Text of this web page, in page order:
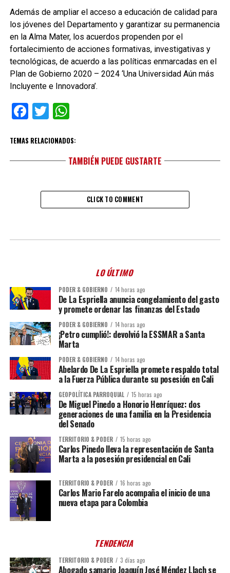
Además de ampliar el acceso a educación de calidad para
los jóvenes del Departamento y garantizar su permanencia
en la Alma Mater, los acuerdos propenden por el
fortalecimiento de acciones formativas, investigativas y
tecnológicas, de acuerdo a las políticas enmarcadas en el
Plan de Gobierno 2020 – 2024 ‘Una Universidad Aún más
Incluyente e Innovadora’.
Facebook
TwitterWhatsApp
TEMAS RELACIONADOS:
TAMBIÉN PUEDE GUSTARTE
CLICK TO COMMENT
LO ÚLTIMO
PODER & GOBIERNO 14 horas ago
De La Espriella anuncia congelamiento del gasto
y promete ordenar las finanzas del Estado
PODER & GOBIERNO 14 horas ago
¡Petro cumplió!: devolvió la ESSMAR a Santa
Marta
PODER & GOBIERNO 14 horas ago
Abelardo De La Espriella promete respaldo total
a la Fuerza Pública durante su posesión en Cali
GEOPOLÍTICA PARROQUIAL 15 horas ago
De Miguel Pinedo a Honorio Henríquez: dos
generaciones de una familia en la Presidencia
del Senado
TERRITORIO & PODER 15 horas ago
Carlos Pinedo lleva la representación de Santa
Marta a la posesión presidencial en Cali
TERRITORIO & PODER 16 horas ago
Carlos Mario Farelo acompaña el inicio de una
nueva etapa para Colombia
TENDENCIA
TERRITORIO & PODER 3 días ago
Abogado samario Joaquín José Méndez Llach se